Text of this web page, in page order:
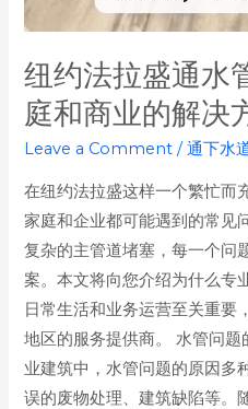
纽约法拉盛通水
庭和商业的解决
Leave a Comment /通下水
在纽约法拉盛这样一个繁忙而
家庭和企业都可能遇到的常见
复杂的主管道堵塞，每一个问
案。本文将向您介绍为什么专
日常生活和业务运营至关重要
地区的服务提供商。 水管问
业建筑中，水管问题的原因多
误的废物处理、建筑缺陷等。
决
案